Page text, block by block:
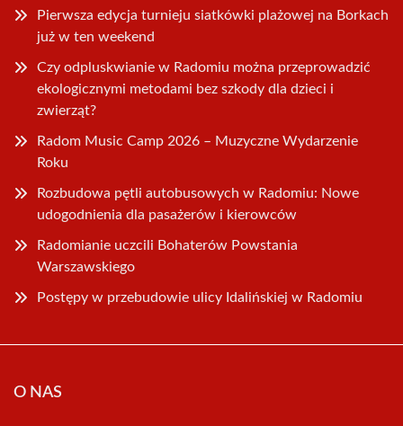
Pierwsza edycja turnieju siatkówki plażowej na Borkach
już w ten weekend
Czy odpluskwianie w Radomiu można przeprowadzić
ekologicznymi metodami bez szkody dla dzieci i
zwierząt?
Radom Music Camp 2026 – Muzyczne Wydarzenie
Roku
Rozbudowa pętli autobusowych w Radomiu: Nowe
udogodnienia dla pasażerów i kierowców
Radomianie uczcili Bohaterów Powstania
Warszawskiego
Postępy w przebudowie ulicy Idalińskiej w Radomiu
O NAS